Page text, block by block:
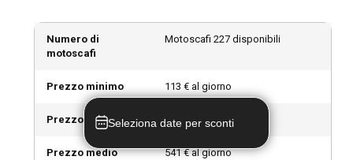
attività sportive acquatiche.
Croazia?
La catena di marina ACI, situata a Dubrovnik, Spalato e
Rovigno, tra altri luoghi, offre eccellenti strutture per i velisti.
La marina di Hvar è conosciuta per la sua grande posizione
Numero di
motoscafi
Motoscafi 227 disponibili
Prezzo minimo 113 € al giorno
Prezzo massimo 33.933 € al giorno
Prezzo medio 541 € al giorno
Seleziona date per sconti